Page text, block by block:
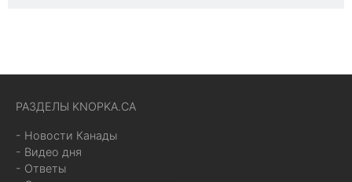
РАЗДЕЛЫ KNOPKA.CA
- Новости Канады
- Видео дня
- Ответы